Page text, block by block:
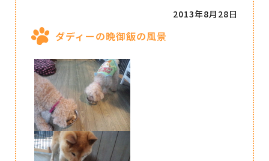
ダディーの晩御飯の風景
2013年8月28日